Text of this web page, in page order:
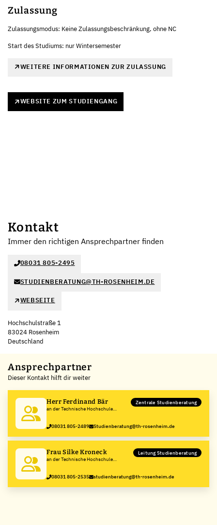
Zulassung
Zulassungsmodus: Keine Zulassungsbeschränkung, ohne NC
Start des Studiums: nur Wintersemester
WEITERE INFORMATIONEN ZUR ZULASSUNG
WEBSITE ZUM STUDIENGANG
Kontakt
Immer den richtigen Ansprechpartner finden
08031 805-2495
STUDIENBERATUNG@TH-ROSENHEIM.DE
WEBSEITE
Hochschulstraße 1
83024 Rosenheim
Deutschland
+
−
Ansprechpartner
Dieser Kontakt hilft dir weiter
Herr Ferdinand Bär
an der Technische Hochschule
Zentrale Studienberatung
08031 805-2489 Studienberatung@th-rosenheim.de
Frau Silke Kroneck
an der Technische Hochschule
Leitung Studienberatung
08031 805-2535 studienberatung@th-rosenheim.de